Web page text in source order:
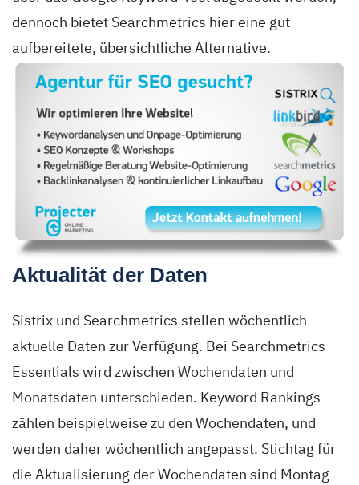
dennoch bietet Searchmetrics hier eine gut
aufbereitete, übersichtliche Alternative.
Aktualität der Daten
Sistrix und Searchmetrics stellen wöchentlich
aktuelle Daten zur Verfügung. Bei Searchmetrics
Essentials wird zwischen Wochendaten und
Monatsdaten unterschieden. Keyword Rankings
zählen beispielweise zu den Wochendaten, und
werden daher wöchentlich angepasst. Stichtag für
die Aktualisierung der Wochendaten sind Montag